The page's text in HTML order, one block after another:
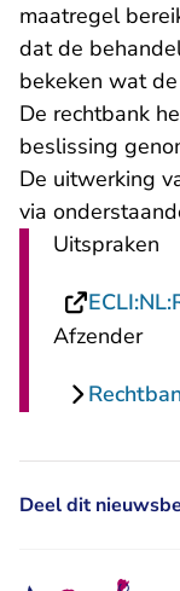
maatregel
dat de
bekeken wat
De rechtbank
beslissing
De uitwerking
via
Uitspraken
Afzender
Deel dit